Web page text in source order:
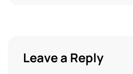
Leave a Reply